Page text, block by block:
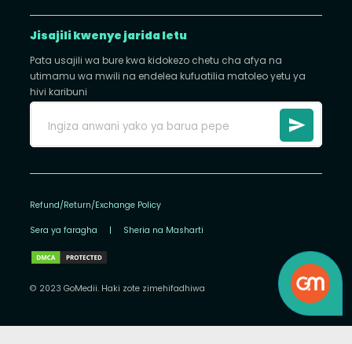
Jisajili kwenye jarida letu
Pata usajili wa bure kwa kidokezo chetu cha afya na
utimamu wa mwili na endelea kufuatilia matoleo yetu ya
hivi karibuni
Refund/Return/Exchange Policy
Sera ya faragha | Sheria na Masharti
© 2023 GoMedii. Haki zote zimehifadhiwa